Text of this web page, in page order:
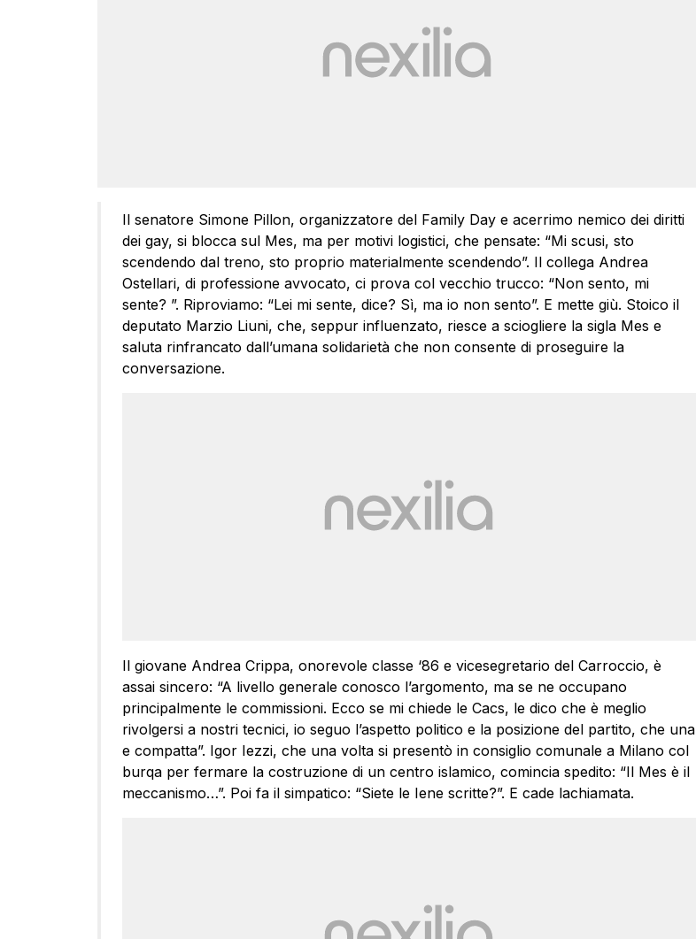
Il senatore Simone Pillon, organizzatore del Family Day e acerrimo nemico dei diritti
dei gay, si blocca sul Mes, ma per motivi logistici, che pensate: “Mi scusi, sto
scendendo dal treno, sto proprio materialmente scendendo”. Il collega Andrea
Ostellari, di professione avvocato, ci prova col vecchio trucco: “Non sento, mi
sente? ”. Riproviamo: “Lei mi sente, dice? Sì, ma io non sento”. E mette giù. Stoico il
deputato Marzio Liuni, che, seppur influenzato, riesce a sciogliere la sigla Mes e
saluta rinfrancato dall’umana solidarietà che non consente di proseguire la
conversazione.
Il giovane Andrea Crippa, onorevole classe ‘86 e vicesegretario del Carroccio, è
assai sincero: “A livello generale conosco l’argomento, ma se ne occupano
principalmente le commissioni. Ecco se mi chiede le Cacs, le dico che è meglio
rivolgersi a nostri tecnici, io seguo l’aspetto politico e la posizione del partito, che una
e compatta”. Igor Iezzi, che una volta si presentò in consiglio comunale a Milano col
burqa per fermare la costruzione di un centro islamico, comincia spedito: “Il Mes è il
meccanismo…”. Poi fa il simpatico: “Siete le Iene scritte?”. E cade lachiamata.